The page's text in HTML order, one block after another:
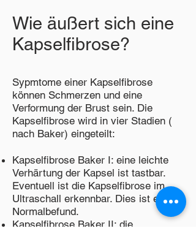
Wie äußert sich eine
Kapselfibrose?
Sypmtome einer Kapselfibrose
können Schmerzen und eine
Verformung der Brust sein. Die
Kapselfibrose wird in vier Stadien (
nach Baker) eingeteilt:
Kapselfibrose Baker I: eine leichte
Verhärtung der Kapsel ist tastbar.
Eventuell ist die Kapselfibrose im
Ultraschall erkennbar. Dies ist ein
Normalbefund.
Kapselfibrose Baker II: die